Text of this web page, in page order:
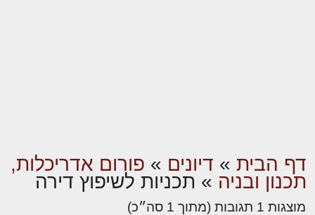
דף הבית » דיונים » פורום אדריכלות,
תכנון ובניה » תכניות לשיפוץ דירה
מוצגות 1 תגובות (מתוך 1 סה״כ)